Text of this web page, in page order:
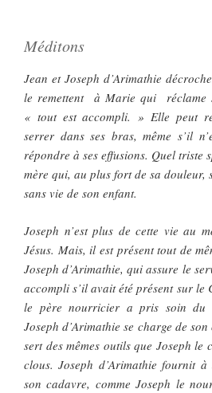
Méditons
Jean et Joseph d’Arimathie
le remettent à Marie qui réclame
« tout est accompli. » Elle peut
serrer dans ses bras, même s’il
répondre à ses effusions. Quel triste
mère qui, au plus fort de sa douleur,
sans vie de son enfant.
Joseph n’est plus de cette vie au
Jésus. Mais, il est présent tout de
Joseph d’Arimathie, qui assure le
accompli s’il avait été présent sur le
le père nourricier a pris soin du
Joseph d’Arimathie se charge de
sert des mêmes outils que Joseph
clous. Joseph d’Arimathie fournit
son cadavre, comme Joseph le